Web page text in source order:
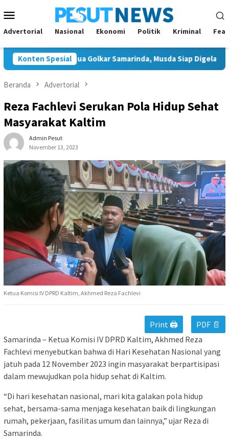
ke
kontenMobile
Advertorial Nasional Ekonomi Politik Kriminal
Konten Spesial
Ketua Golkar Samarinda, Musda Siap Digelar 8 Agustus
Beranda Advertorial
Reza Fachlevi Serukan Pola Hidup Sehat
Masyarakat Kaltim
Admin Pesut
November 13, 2023
Ketua Komisi IV DPRD Kaltim, Akhmed Reza Fachlevi
Print 🖨
PDF 📄
Samarinda – Ketua Komisi IV DPRD Kaltim, Akhmed Reza
Fachlevi menyebutkan bahwa di Hari Kesehatan Nasional yang
jatuh pada 12 November 2023 ingin masyarakat berpartisipasi
dalam mewujudkan pola hidup sehat di Kaltim.
“Di hari kesehatan nasional, mari kita galakan pola hidup
sehat, bersama-sama menjaga kesehatan baik di lingkungan
rumah, pekerjaan, fasilitas umum dan lainnya,” ujar Reza di
Samarinda.